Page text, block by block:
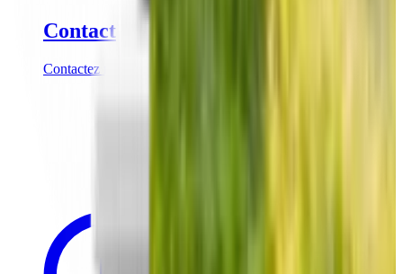
Contact
Contactez nos gestionnaires partenaires